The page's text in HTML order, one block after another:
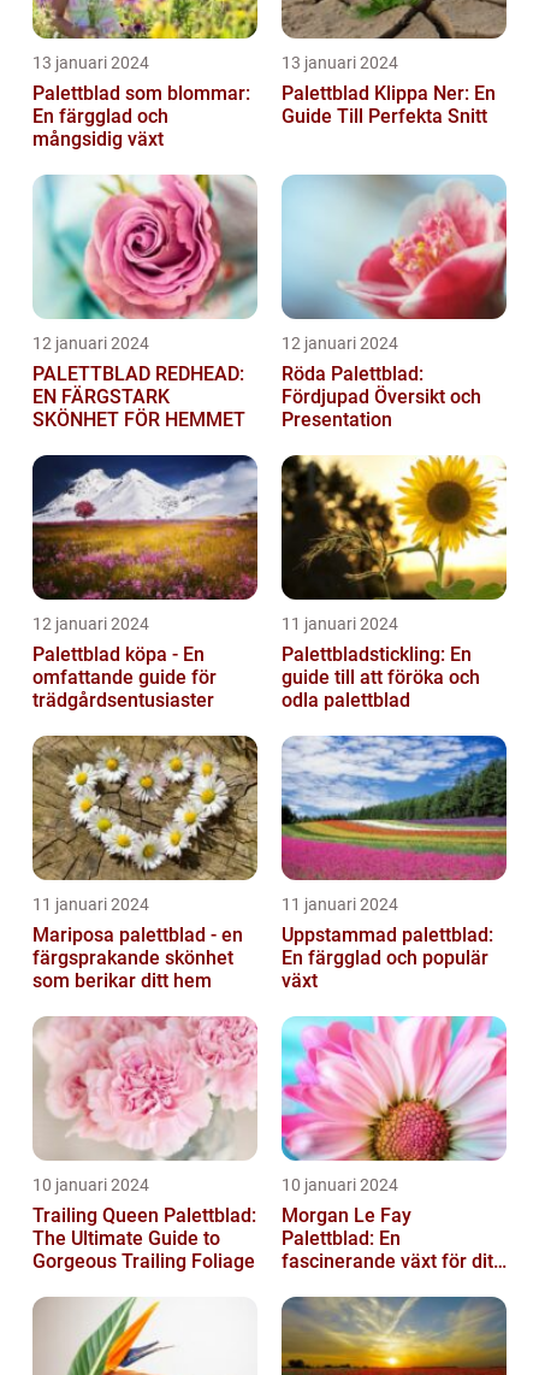
13 januari 2024
Palettblad som blommar:
En färgglad och
mångsidig växt
13 januari 2024
Palettblad Klippa Ner: En
Guide Till Perfekta Snitt
12 januari 2024
PALETTBLAD REDHEAD:
EN FÄRGSTARK
SKÖNHET FÖR HEMMET
12 januari 2024
Röda Palettblad:
Fördjupad Översikt och
Presentation
12 januari 2024
Palettblad köpa - En
omfattande guide för
trädgårdsentusiaster
11 januari 2024
Palettbladstickling: En
guide till att föröka och
odla palettblad
11 januari 2024
Mariposa palettblad - en
färgsprakande skönhet
som berikar ditt hem
11 januari 2024
Uppstammad palettblad:
En färgglad och populär
växt
10 januari 2024
Trailing Queen Palettblad:
The Ultimate Guide to
Gorgeous Trailing Foliage
10 januari 2024
Morgan Le Fay
Palettblad: En
fascinerande växt för ditt